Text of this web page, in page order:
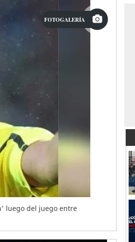
FOTOGALERÍA
luego del juego entre